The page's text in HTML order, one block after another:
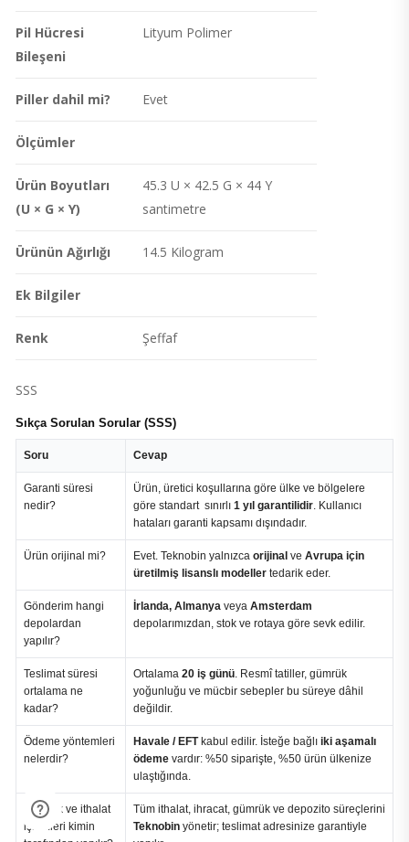
Pil Hücresi
Bileşeni
Lityum Polimer
Piller dahil mi? Evet
Ölçümler
Ürün Boyutları
(U × G × Y)
45.3 U × 42.5 G × 44 Y
santimetre
Ürünün Ağırlığı 14.5 Kilogram
Ek Bilgiler
Renk Şeffaf
SSS
Sıkça Sorulan Sorular (SSS)
Soru Cevap
Garanti süresi
nedir?
Ürün, üretici koşullarına göre ülke ve bölgelere
göre standart sınırlı 1 yıl garantilidir. Kullanıcı
hataları garanti kapsamı dışındadır.
Ürün orijinal mi? Evet. Teknobin yalnızca orijinal ve Avrupa için
üretilmiş lisanslı modeller tedarik eder.
Gönderim hangi
depolardan
yapılır?
İrlanda, Almanya veya Amsterdam
depolarımızdan, stok ve rotaya göre sevk edilir.
Teslimat süresi
ortalama ne
kadar?
Ortalama 20 iş günü. Resmî tatiller, gümrük
yoğunluğu ve mücbir sebepler bu süreye dâhil
değildir.
Ödeme yöntemleri
nelerdir?
Havale / EFTkabul edilir. İsteğe bağlı iki aşamalı
ödeme vardır: %50 siparişte, %50 ürün ülkenize
ulaştığında.
Gümrük ve ithalat
işlemleri kimin
Tüm ithalat, ihracat, gümrük ve depozito süreçlerini
Teknobin yönetir; teslimat adresinize garantiyle